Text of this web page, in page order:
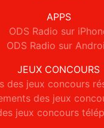
APPS
ODS Radio sur
ODS Radio sur
JEUX CONCOURS
des jeux concours
des jeux
jeux concours